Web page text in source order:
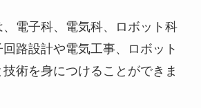
、電子科、電気科、ロボット科
路設計や電気工事、ロボット
術を身につけることができま